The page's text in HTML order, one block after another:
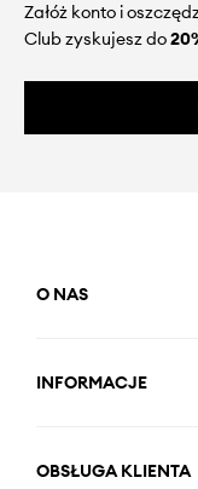
Załóż konto i
Club zyskujesz do
O NAS
INFORMACJE
OBSŁUGA KLIENTA